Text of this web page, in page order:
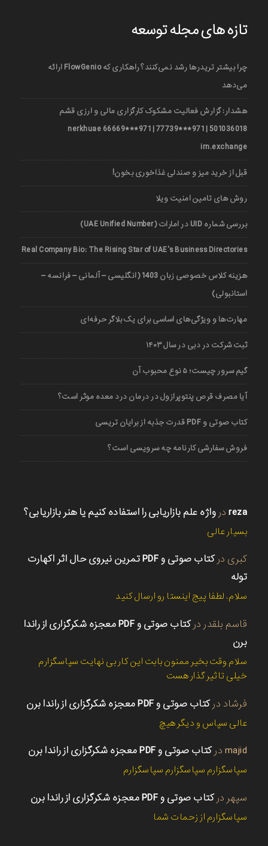
تازه های مجله توسعه
چرا بیشتر تریدرها رشد نمی‌کنند؟ راهکاری که FlowGenio ارائه
می‌دهد
هشدار: گزارش فعالیت مشکوک کارگزاری مالی و ارزی قشم
501036018 | 971***77739 | 971***66669 nerkhuae
irn.exchange
قبل از خرید میز و صندلی غذاخوری بخون!
روش های تامین امنیت ویلا
بررسی شماره UID در امارات (UAE Unified Number)
Real Company Bio: The Rising Star of UAE’s Business Directories
هزینه کلاس خصوصی زبان 1403 (انگلیسی – آلمانی – فرانسه –
استانبولی)
مهارت‌ها و ویژگی‌های اساسی برای یک بلاگر حرفه‌ای
ثبت شرکت در دبی در سال ۱۴۰۳
گیم سرور چیست؛ ۵ نوع محبوب آن
آیا مصرف قرص پنتوپرازول در درمان درد معده موثر است؟
کتاب صوتی و PDF قدرت جذبه از برایان تریسی
فروش سفارشی کارنامه چه سرویسی است؟
reza در واژه علم بازاریابی را استفاده کنیم یا هنر بازاریابی؟
بسیار عالی
کبری در
کتاب صوتی و PDF تمرین نیروی حال اثر اکهارت
توله
سلام. لطفا پیج اینستا رو ارسال کنید
قاسم بلقدر در
کتاب صوتی و PDF معجزه شکرگزاری از راندا
برن
سلام وقت بخیر ممنون بابت این کار بی نهایت سپاسگزارم
خیلی تاثیر گذار هست
فرشاد درکتاب صوتی و PDF معجزه شکرگزاری از راندا برن
عالی سپاس و دیگر هیچ
majid درکتاب صوتی و PDF معجزه شکرگزاری از راندا برن
سپاسگزارم سپاسگزارم سپاسگزارم
سپهر درکتاب صوتی و PDF معجزه شکرگزاری از راندا برن
سپاسگزارم از زحمات شما